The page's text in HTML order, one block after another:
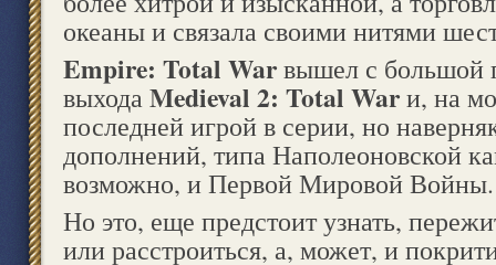
океаны и связала своими нитями
Empire: Total Warвышел с большой
выходаMedieval 2: Total Warи, на
последней игрой в серии, но
дополнений, типа Наполеоновской
возможно, и Первой Мировой Войны.
Но это, еще предстоит узнать,
или расстроиться, а, может, и